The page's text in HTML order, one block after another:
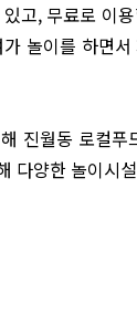
고, 무료로 이
놀이를 하면
진월동 로컬
양한 놀이시